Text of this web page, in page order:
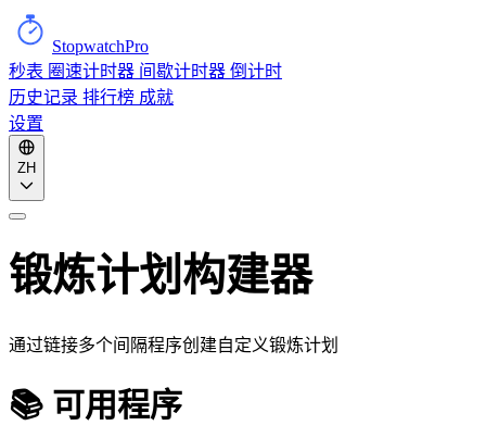
StopwatchPro
秒表 圈速计时器 间歇计时器 倒计时
历史记录 排行榜 成就
设置
ZH
锻炼计划构建器
通过链接多个间隔程序创建自定义锻炼计划
📚 可用程序